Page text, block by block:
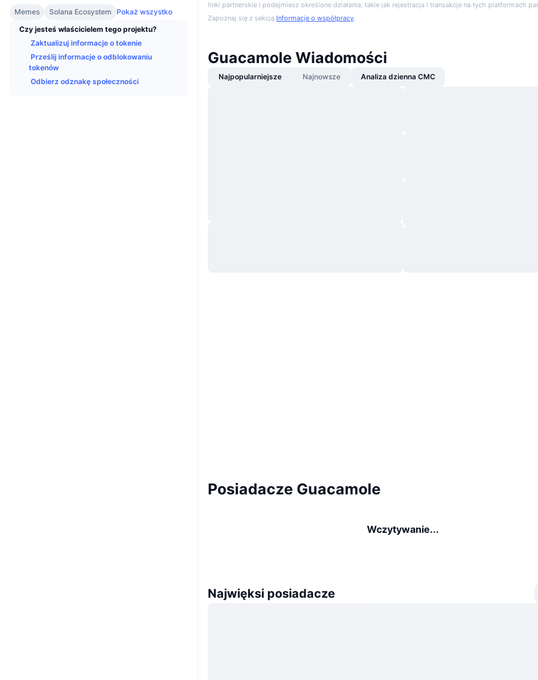
Memes
Solana Ecosystem
Pokaż wszystko
Czy jesteś właścicielem tego projektu?
Zaktualizuj informacje o tokenie
Prześlij informacje o odblokowaniu
tokenów
Odbierz odznakę społeczności
linki partnerskie i podejmiesz określone działania, takie jak rejestracja i transakcje na tych platformach
Zapoznaj się z sekcją Informacje o współpracy.
Guacamole Wiadomości
Najpopularniejsze Najnowsze Analiza dzienna CMC
Posiadacze Guacamole
Wczytywanie...
Najwięksi posiadacze